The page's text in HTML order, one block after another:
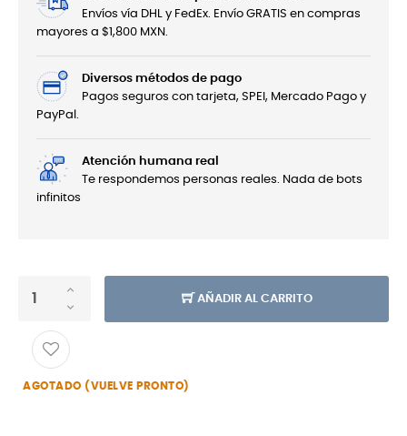
Envíos vía DHL y FedEx. Envío GRATIS en compras
mayores a $1,800 MXN.
Diversos métodos de pago
Pagos seguros con tarjeta, SPEI, Mercado Pago y
PayPal.
Atención humana real
Te respondemos personas reales. Nada de bots
infinitos
AÑADIR AL CARRITO
AGOTADO (VUELVE PRONTO)